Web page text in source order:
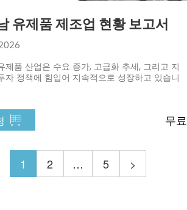
유제품 제조업 현황 보고서
제품 산업은 수요 증가, 고급화 추세, 그리고 지
자 정책에 힘입어 지속적으로 성장하고 있습니
무료
1 2 … 5 >